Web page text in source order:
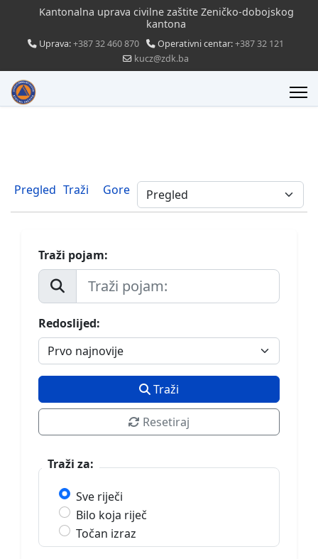
Kantonalna uprava civilne zaštite Zeničko-dobojskog
kantona
Uprava:+387 32 460 870 Operativni centar:+387 32 121
kucz@zdk.ba
Pregled Traži Gore
Traži pojam:
Redoslijed:
Traži
Resetiraj
Traži za:
Sve riječi
Bilo koja riječ
Točan izraz